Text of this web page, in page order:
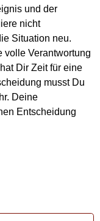
und der
nicht
Situation neu.
volle Verantwortung
Dir Zeit für eine
musst Du
Deine
Entscheidung